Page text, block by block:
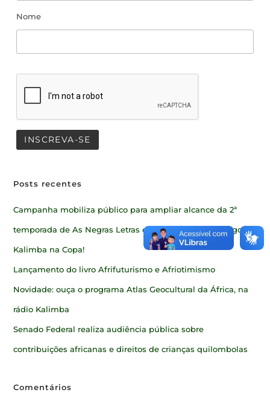
Nome
Posts recentes
Campanha mobiliza público para ampliar alcance da 2ª
temporada de As Negras Letras de Oswaldo de Camargo
Kalimba na Copa!
Lançamento do livro Afrifuturismo e Afriotimismo
Novidade: ouça o programa Atlas Geocultural da África, na
rádio Kalimba
Senado Federal realiza audiência pública sobre
contribuições africanas e direitos de crianças quilombolas
Comentários